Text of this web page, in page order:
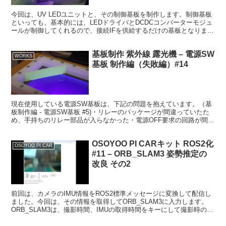
今回は、UV LEDユニットと、その制御基板を制作します。制御基板
といっても、基本的には、LEDドライバとDCDCコンバーターモジュ
ールが制御してくれるので、接続IFを供給するだけの基板となりま
WORKS
基板制作 紫外線 露光機 – 電源SW
基板 制作編（失敗編）#14
現在使用している電源SW基板は、下記の問題を抱えています。（基
板制作編 - 電源SW基板 #5)・リレーのパッケージが間違っていたた
め、手持ちのリレー部品が入らなかった・電源OFF要求の回路が間違
OSOYOO PI CAR
OSOYOO PI CARキット ROS2化
#11 – ORB_SLAM3 姿勢推定の
改良 その2
前回は、カメラのIMU情報をROS2標準メッセージに変換して配信し
ました。今回は、その情報を取得してORB_SLAM3に入力します。
ORB_SLAM3は、撮影時間、IMUの取得時間をキーにして撮影時の